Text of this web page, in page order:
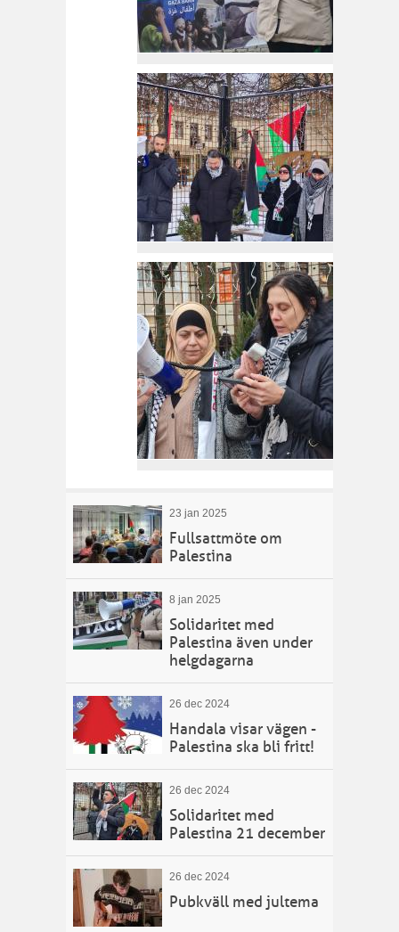
23 jan 2025
Fullsattmöte om
Palestina
8 jan 2025
Solidaritet med
Palestina även under
helgdagarna
26 dec 2024
Handala visar vägen -
Palestina ska bli fritt!
26 dec 2024
Solidaritet med
Palestina 21 december
26 dec 2024
Pubkväll med jultema